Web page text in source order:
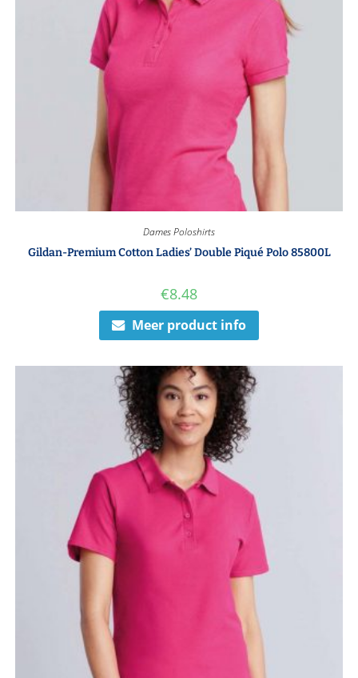
Dames Poloshirts
Gildan-Premium Cotton Ladies’ Double Piqué Polo 85800L
€8.48
Meer product info